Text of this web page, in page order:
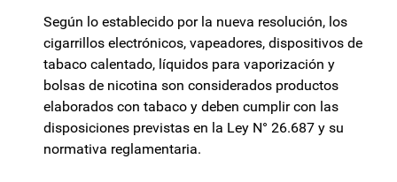
Según lo establecido por la nueva resolución, los
cigarrillos electrónicos, vapeadores, dispositivos de
tabaco calentado, líquidos para vaporización y
bolsas de nicotina son considerados productos
elaborados con tabaco y deben cumplir con las
disposiciones previstas en la Ley N° 26.687 y su
normativa reglamentaria.